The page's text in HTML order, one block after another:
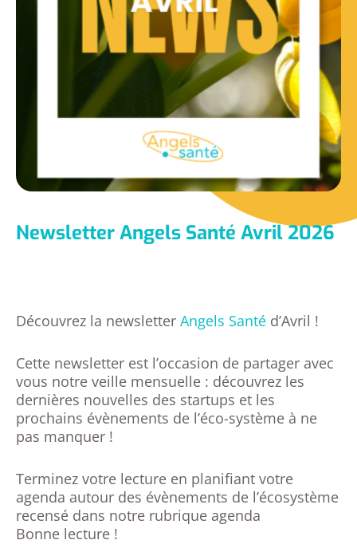
Newsletter Angels Santé Avril 2026
Découvrez la newsletter Angels Santé d’Avril !
Cette newsletter est l’occasion de partager avec
vous notre veille mensuelle : découvrez les
dernières nouvelles des startups et les
prochains évènements de l’éco-système à ne
pas manquer !
Terminez votre lecture en planifiant votre
agenda autour des évènements de l’écosystème
recensé dans notre rubrique agenda
Bonne lecture !